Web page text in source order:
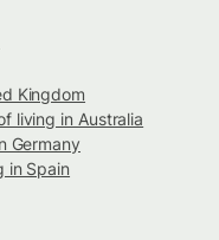
Kingdom
living in Australia
Germany
in Spain